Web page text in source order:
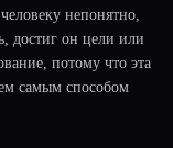
непонятно,
достиг он цели или
потому что эта
самым способом